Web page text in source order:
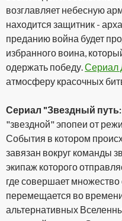
возглавляет небесную
находится защитник -
преданию война будет
избранного воина,
одержать победу.Сериал
атмосферу красочных
Сериал "Звездный
"звездной" эпопеи от
События в котором
завязан вокруг команды
экипаж которого
где совершает
перемещается во
альтернативных